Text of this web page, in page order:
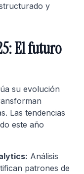
y
El futuro
su evolución
Las tendencias
este año
Análisis
patrones de